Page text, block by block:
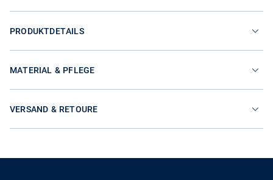
PRODUKTDETAILS
MATERIAL & PFLEGE
VERSAND & RETOURE